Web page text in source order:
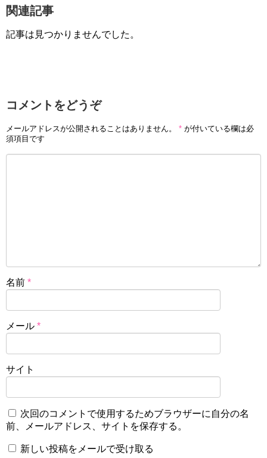
関連記事
記事は見つかりませんでした。
コメントをどうぞ
メールアドレスが公開されることはありません。 * が付いている欄は必
須項目です
名前 *
メール *
サイト
次回のコメントで使用するためブラウザーに自分の名
前、メールアドレス、サイトを保存する。
新しい投稿をメールで受け取る